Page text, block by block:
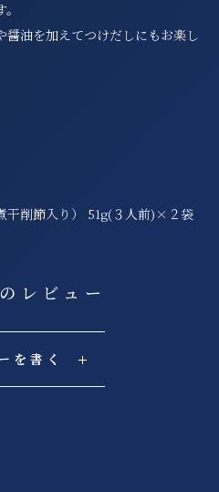
醤油を加えてつけだしにもお楽し
干削節入り） 51g(３人前)×２袋
レビュー
を書く